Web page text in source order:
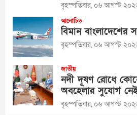
বৃহস্পতিবার, ০৬ আগস্ট
আলোচিত
বিমান বাংলাদেশের
বৃহস্পতিবার, ০৬ আগস্ট
জাতীয়
নদী দূষণ রোধে
অবহেলার সুযোগ নেই:
বৃহস্পতিবার, ০৬ আগস্ট